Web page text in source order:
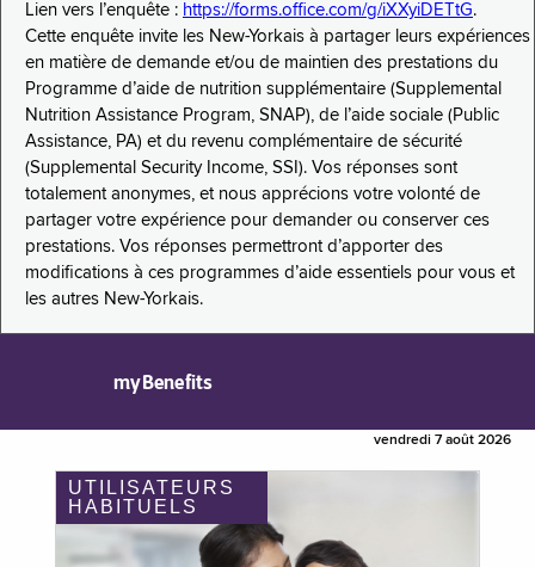
Lien vers l’enquête : https://forms.office.com/g/iXXyiDETtG.
Cette enquête invite les New-Yorkais à partager leurs expériences
en matière de demande et/ou de maintien des prestations du
Programme d’aide de nutrition supplémentaire (Supplemental
Nutrition Assistance Program, SNAP), de l’aide sociale (Public
Assistance, PA) et du revenu complémentaire de sécurité
(Supplemental Security Income, SSI). Vos réponses sont
totalement anonymes, et nous apprécions votre volonté de
partager votre expérience pour demander ou conserver ces
prestations. Vos réponses permettront d’apporter des
modifications à ces programmes d’aide essentiels pour vous et
les autres New-Yorkais.
myBenefits
vendredi 7 août 2026
UTILISATEURS
HABITUELS